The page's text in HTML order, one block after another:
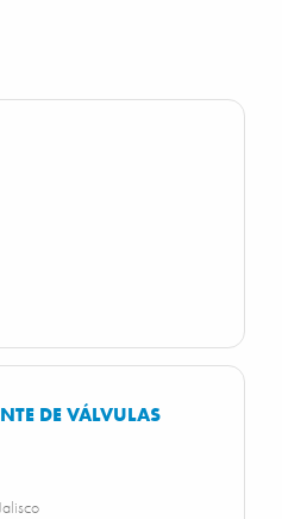
DE VÁLVULAS